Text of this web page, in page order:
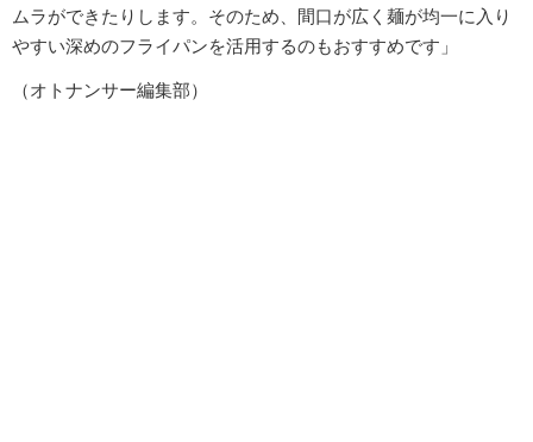
ムラができたりします。そのため、間口が広く麺が均一に入り
やすい深めのフライパンを活用するのもおすすめです」
（オトナンサー編集部）